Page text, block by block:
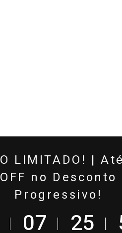
LIMITADO! |
OFF no Desconto
Progressivo!
07 25